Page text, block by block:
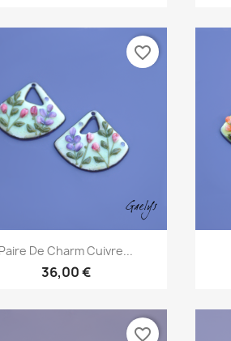
 Aperçu rapide
De Charm Cuivre...
36,00 €
favorite_border
favorite_border